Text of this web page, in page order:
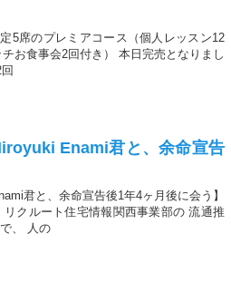
5席のプレミアコース（個人レッスン12
お食事会2回付き） 本日完売となりまし
Enami君と、余命宣告
君と、余命宣告後1年4ヶ月後に会う】
クルート住宅情報関西事業部の 流通推
、 人の